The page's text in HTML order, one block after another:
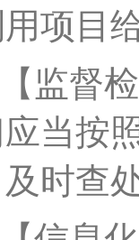
项目
【监督
当按
时查